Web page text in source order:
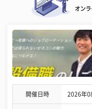
オン
開催日時 2026年